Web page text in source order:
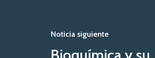
Noticia siguiente